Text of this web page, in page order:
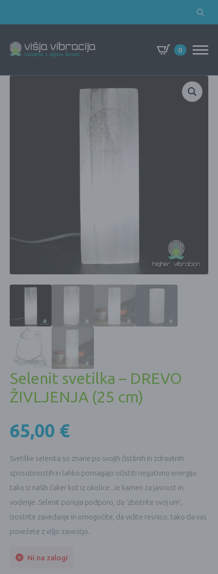
Search
0
Selenit svetilka – DREVO
ŽIVLJENJA (25 cm)
65,00 €
Svetilke selenita so znane po svojih čistilnih in zdravilnih
sposobnostih in lahko pomagajo očistiti negativno energijo
tako iz naših čaker kot iz okolice. Je kamen za jasnost in
vodenje. Selenit ponuja podporo, da ‘zbistrite svoj um’,
izostrite zavedanje in omogočite, da vidite resnico, tako da vas
povežete z višjo zavestjo.
Ni na zalogi